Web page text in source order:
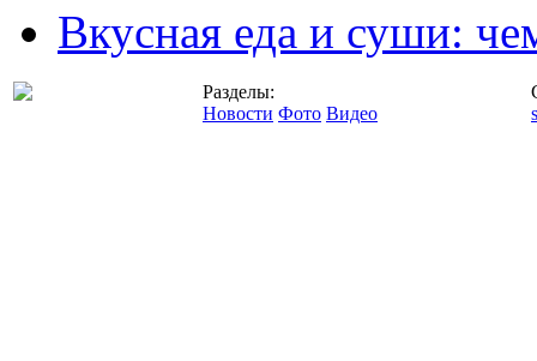
Вкусная еда и суши:
Разделы:
Новости Фото Видео